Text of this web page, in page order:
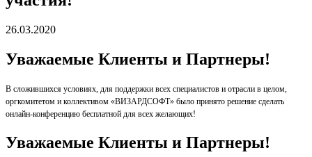
26.03.2020
Уважаемые Клиенты и Партнеры!
В сложившихся условиях, для поддержки всех специалистов и отрасли в целом,
оргкомитетом и коллективом «ВИЗАРДСОФТ» было принято решение сделать
онлайн-конференцию бесплатной для всех желающих!
Уважаемые Клиенты и Партнеры!